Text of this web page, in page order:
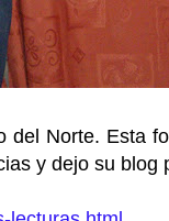
del Norte. Esta
y dejo su blog